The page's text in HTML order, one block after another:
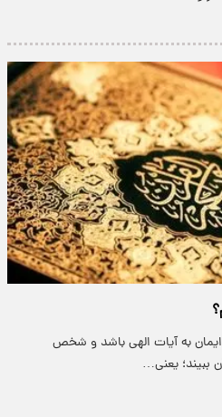
ایمان به آیات الهی باشد و شخص
ببیند؛ یعنی…